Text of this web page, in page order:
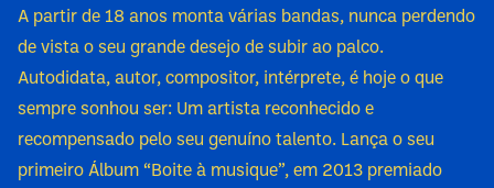
A partir de 18 anos monta várias bandas, nunca perdendo
de vista o seu grande desejo de subir ao palco.
Autodidata, autor, compositor, intérprete, é hoje o que
sempre sonhou ser: Um artista reconhecido e
recompensado pelo seu genuíno talento. Lança o seu
primeiro Álbum “Boite à musique”, em 2013 premiado